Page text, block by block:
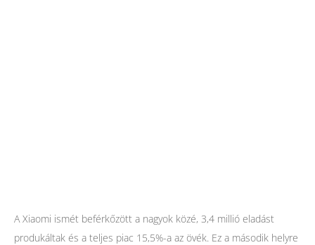
A Xiaomi ismét beférkőzött a nagyok közé, 3,4 millió eladást
produkáltak és a teljes piac 15,5%-a az övék. Ez a második helyre